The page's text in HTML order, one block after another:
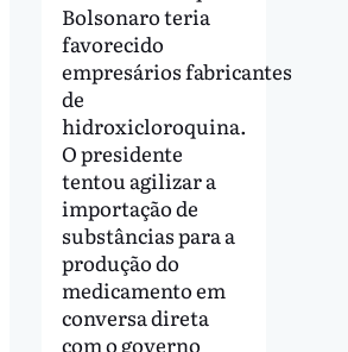
Bolsonaro teria
favorecido
empresários fabricantes
de
hidroxicloroquina.
O presidente
tentou agilizar a
importação de
substâncias para a
produção do
medicamento em
conversa direta
com o governo